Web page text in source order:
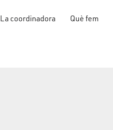
La coordinadora Què fem